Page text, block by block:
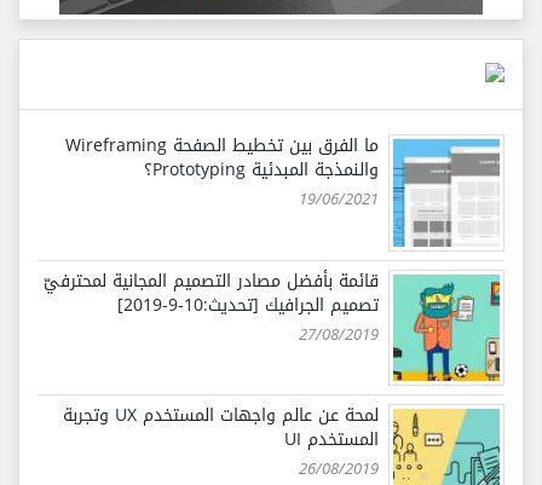
ما الفرق بين تخطيط الصفحة Wireframing
والنمذجة المبدئية Prototyping؟
19/06/2021
قائمة بأفضل مصادر التصميم المجانية لمحترفيّ
تصميم الجرافيك [تحديث:10-9-2019]
27/08/2019
لمحة عن عالم واجهات المستخدم UX وتجربة
المستخدم UI
26/08/2019